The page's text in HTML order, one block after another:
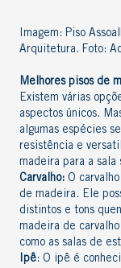
Imagem: Piso
Arquitetura. Foto:
Melhores pisos de
Existem várias
aspectos únicos.
algumas espécies
resistência e
madeira para a sala
Carvalho: O
de madeira. Ele
distintos e tons
madeira de
como as salas de
Ipê: O ipê é